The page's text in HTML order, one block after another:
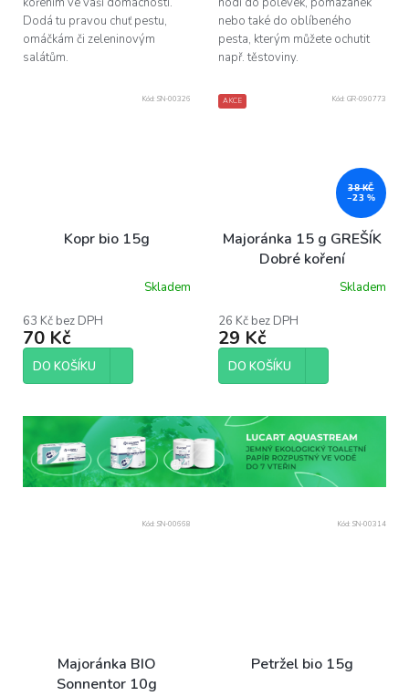
Dodá tu pravou chuť pestu,
omáčkám či zeleninovým
salátům.
nebo také do oblíbeného
pesta, kterým můžete ochutit
např. těstoviny.
Kopr bio 15g
Skladem
63 Kč bez DPH
70 Kč
DO KOŠÍKU
Kód: SN-00326 AKCE
38 KČ
–23 %
Majoránka 15 g GREŠÍK
Dobré koření
Skladem
26 Kč bez DPH
29 Kč
DO KOŠÍKU
Kód: GR-090773
Majoránka BIO
Sonnentor 10g
Kód: SN-00668
Petržel bio 15g
Kód: SN-00314